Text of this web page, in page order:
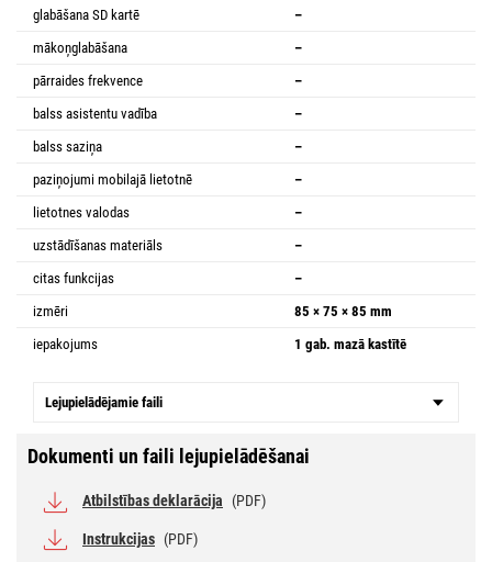
glabāšana SD kartē
–
mākoņglabāšana
–
pārraides frekvence
–
balss asistentu vadība
–
balss saziņa
–
paziņojumi mobilajā lietotnē
–
lietotnes valodas
–
uzstādīšanas materiāls
–
citas funkcijas
–
izmēri
85 × 75 × 85 mm
iepakojums
1 gab. mazā kastītē
Lejupielādējamie faili
Dokumenti un faili lejupielādēšanai
Atbilstības deklarācija (PDF)
Instrukcijas (PDF)